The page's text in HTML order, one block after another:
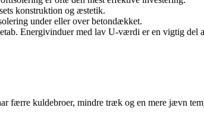
konstruktion og æstetik.
under eller over betondækket.
Energivinduer med lav U-værdi er en vigtig del
færre kuldebroer, mindre træk og en mere jævn